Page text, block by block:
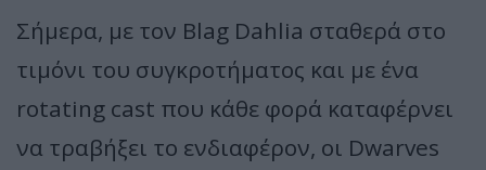
Σήμερα, με τον Blag Dahlia σταθερά στο
τιμόνι του συγκροτήματος και με ένα
rotating cast που κάθε φορά καταφέρνει
να τραβήξει το ενδιαφέρον, οι Dwarves